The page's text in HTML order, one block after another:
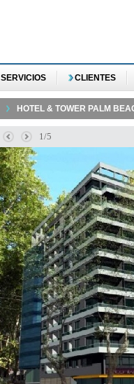
SERVICIOS CLIENTES
HOTEL & TOWER PALM
1/5